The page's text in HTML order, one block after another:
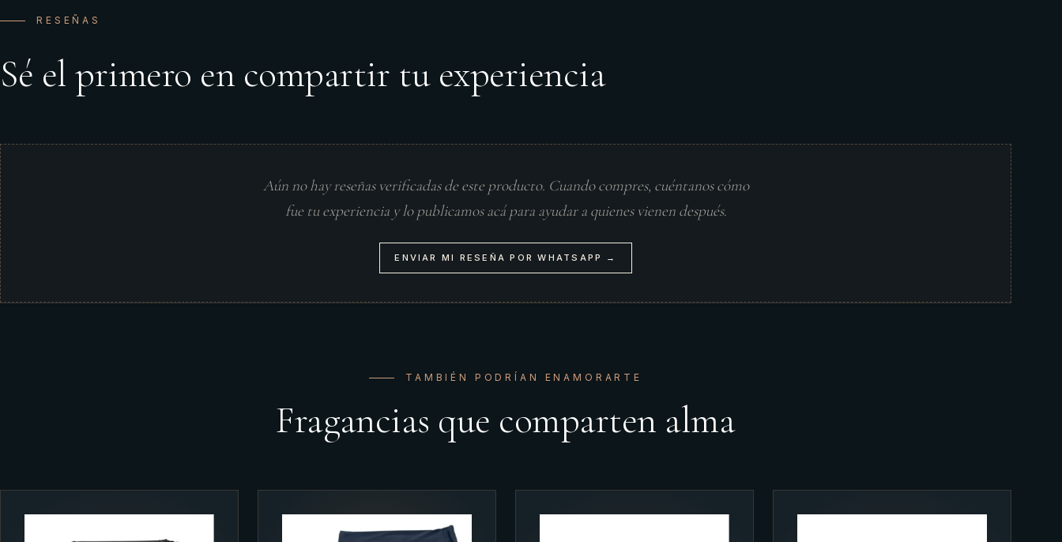
RESEÑAS
Sé el primero en compartir tu experiencia
Aún no hay reseñas verificadas de este producto. Cuando compres, cuéntanos cómo
fue tu experiencia y lo publicamos acá para ayudar a quienes vienen después.
ENVIAR MI RESEÑA POR WHATSAPP →
TAMBIÉN PODRÍAN ENAMORARTE
Fragancias que comparten alma